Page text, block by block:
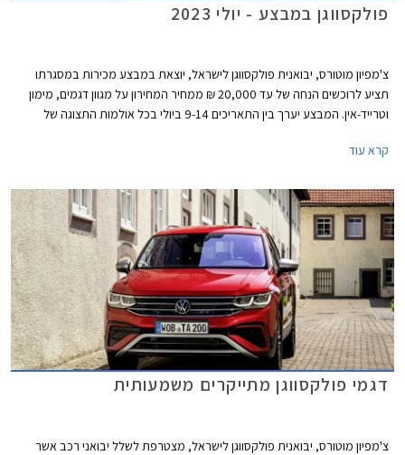
פולקסווגן במבצע - יולי 2023
צ'מפיון מוטורס, יבואנית פולקסווגן לישראל, יוצאת במבצע מכירות במסגרתו
תציע לרוכשים הנחה של עד 20,000 ₪ ממחיר המחירון על מגוון דגמים, מימון
וטרייד-אין. המבצע יערך בין התאריכים 9-14 ביולי בכל אולמות התצוגה של
קרא עוד
דגמי פולקסווגן מתייקרים משמעותית
צ'מפיון מוטורס, יבואנית פולקסווגן לישראל, מצטרפת לשלל יבואני רכב אשר